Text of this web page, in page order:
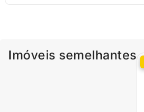
Imóveis semelhantes